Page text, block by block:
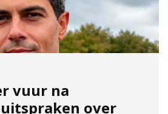
vuur na
over